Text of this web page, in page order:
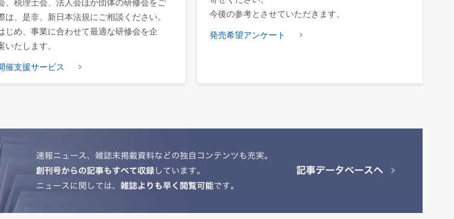
、税理士会、法人会ほか団体の研修会をご
は、是非、新日本法規にご相談ください。
じめ、事業に合わせて最適な研修会を企
いたします。
催支援サービス
今後の参考とさせていただきます。
発売希望アンケート